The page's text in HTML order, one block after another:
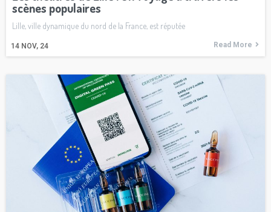
scènes populaires
14 NOV, 24
Lille, ville dynamique du nord de la France, est réputée
Read More